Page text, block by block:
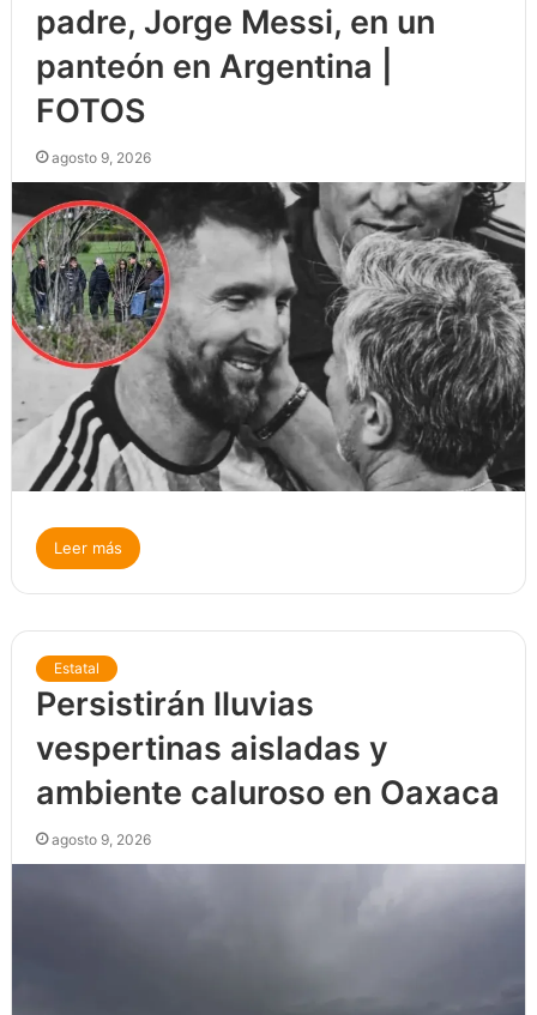
padre, Jorge Messi, en un
panteón en Argentina |
FOTOS
agosto 9, 2026
Leer más
Estatal
Persistirán lluvias
vespertinas aisladas y
ambiente caluroso en Oaxaca
agosto 9, 2026